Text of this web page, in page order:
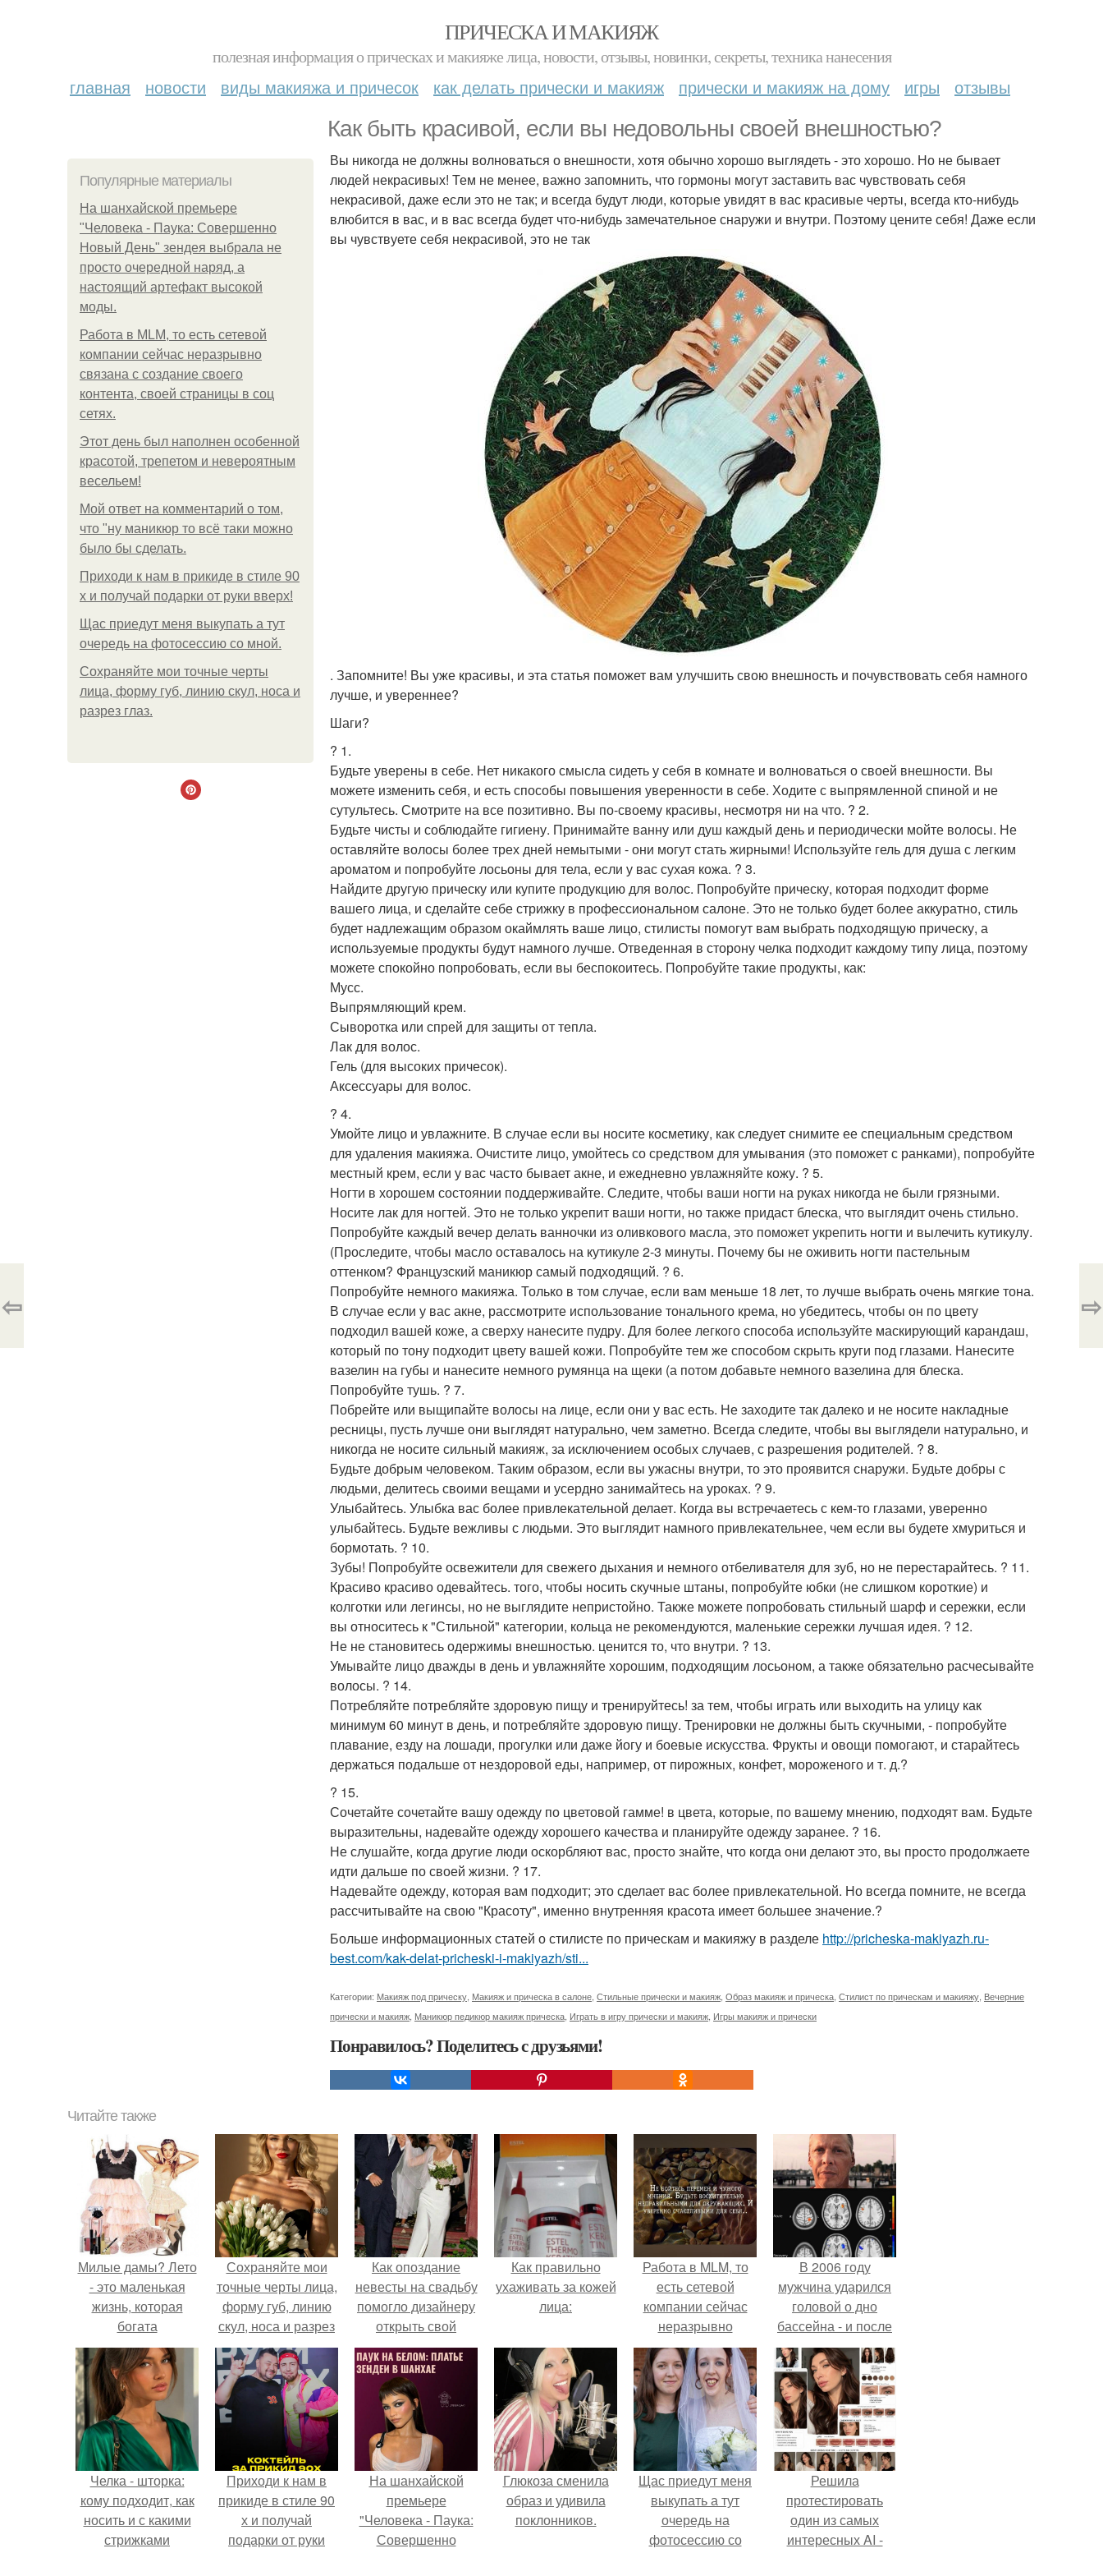
ПРИЧЕСКА И МАКИЯЖ
полезная информация о прическах и макияже лица, новости, отзывы, новинки, секреты, техника нанесения
главная новости виды макияжа и причесок как делать прически и макияж прически и макияж на дому игры отзывы
Как быть красивой, если вы недовольны своей внешностью?
Популярные материалы
На шанхайской премьере
"Человека - Паука: Совершенно
Новый День" зендея выбрала не
просто очередной наряд, а
настоящий артефакт высокой
моды.
Работа в MLM, то есть сетевой
компании сейчас неразрывно
связана с создание своего
контента, своей страницы в соц
сетях.
Этот день был наполнен особенной
красотой, трепетом и невероятным
весельем!
Мой ответ на комментарий о том,
что "ну маникюр то всё таки можно
было бы сделать.
Приходи к нам в прикиде в стиле 90
х и получай подарки от руки вверх!
Щас приедут меня выкупать а тут
очередь на фотосессию со мной.
Сохраняйте мои точные черты
лица, форму губ, линию скул, носа и
разрез глаз.
Вы никогда не должны волноваться о внешности, хотя обычно хорошо выглядеть - это хорошо. Но не бывает
людей некрасивых! Тем не менее, важно запомнить, что гормоны могут заставить вас чувствовать себя
некрасивой, даже если это не так; и всегда будут люди, которые увидят в вас красивые черты, всегда кто-нибудь
влюбится в вас, и в вас всегда будет что-нибудь замечательное снаружи и внутри. Поэтому цените себя! Даже если
вы чувствуете себя некрасивой, это не так
. Запомните! Вы уже красивы, и эта статья поможет вам улучшить свою внешность и почувствовать себя намного
лучше, и увереннее?
Шаги?
? 1.
Будьте уверены в себе. Нет никакого смысла сидеть у себя в комнате и волноваться о своей внешности. Вы
можете изменить себя, и есть способы повышения уверенности в себе. Ходите с выпрямленной спиной и не
сутультесь. Смотрите на все позитивно. Вы по-своему красивы, несмотря ни на что. ? 2.
Будьте чисты и соблюдайте гигиену. Принимайте ванну или душ каждый день и периодически мойте волосы. Не
оставляйте волосы более трех дней немытыми - они могут стать жирными! Используйте гель для душа с легким
ароматом и попробуйте лосьоны для тела, если у вас сухая кожа. ? 3.
Найдите другую прическу или купите продукцию для волос. Попробуйте прическу, которая подходит форме
вашего лица, и сделайте себе стрижку в профессиональном салоне. Это не только будет более аккуратно, стиль
будет надлежащим образом окаймлять ваше лицо, стилисты помогут вам выбрать подходящую прическу, а
используемые продукты будут намного лучше. Отведенная в сторону челка подходит каждому типу лица, поэтому
можете спокойно попробовать, если вы беспокоитесь. Попробуйте такие продукты, как:
Мусс.
Выпрямляющий крем.
Сыворотка или спрей для защиты от тепла.
Лак для волос.
Гель (для высоких причесок).
Аксессуары для волос.
? 4.
Умойте лицо и увлажните. В случае если вы носите косметику, как следует снимите ее специальным средством
для удаления макияжа. Очистите лицо, умойтесь со средством для умывания (это поможет с ранками), попробуйте
местный крем, если у вас часто бывает акне, и ежедневно увлажняйте кожу. ? 5.
Ногти в хорошем состоянии поддерживайте. Следите, чтобы ваши ногти на руках никогда не были грязными.
Носите лак для ногтей. Это не только укрепит ваши ногти, но также придаст блеска, что выглядит очень стильно.
Попробуйте каждый вечер делать ванночки из оливкового масла, это поможет укрепить ногти и вылечить кутикулу.
(Проследите, чтобы масло оставалось на кутикуле 2-3 минуты. Почему бы не оживить ногти пастельным
оттенком? Французский маникюр самый подходящий. ? 6.
Попробуйте немного макияжа. Только в том случае, если вам меньше 18 лет, то лучше выбрать очень мягкие тона.
В случае если у вас акне, рассмотрите использование тонального крема, но убедитесь, чтобы он по цвету
подходил вашей коже, а сверху нанесите пудру. Для более легкого способа используйте маскирующий карандаш,
который по тону подходит цвету вашей кожи. Попробуйте тем же способом скрыть круги под глазами. Нанесите
вазелин на губы и нанесите немного румянца на щеки (а потом добавьте немного вазелина для блеска.
Попробуйте тушь. ? 7.
Побрейте или выщипайте волосы на лице, если они у вас есть. Не заходите так далеко и не носите накладные
ресницы, пусть лучше они выглядят натурально, чем заметно. Всегда следите, чтобы вы выглядели натурально, и
никогда не носите сильный макияж, за исключением особых случаев, с разрешения родителей. ? 8.
Будьте добрым человеком. Таким образом, если вы ужасны внутри, то это проявится снаружи. Будьте добры с
людьми, делитесь своими вещами и усердно занимайтесь на уроках. ? 9.
Улыбайтесь. Улыбка вас более привлекательной делает. Когда вы встречаетесь с кем-то глазами, уверенно
улыбайтесь. Будьте вежливы с людьми. Это выглядит намного привлекательнее, чем если вы будете хмуриться и
бормотать. ? 10.
Зубы! Попробуйте освежители для свежего дыхания и немного отбеливателя для зуб, но не перестарайтесь. ? 11.
Красиво красиво одевайтесь. того, чтобы носить скучные штаны, попробуйте юбки (не слишком короткие) и
колготки или легинсы, но не выглядите непристойно. Также можете попробовать стильный шарф и сережки, если
вы относитесь к "Стильной" категории, кольца не рекомендуются, маленькие сережки лучшая идея. ? 12.
Не не становитесь одержимы внешностью. ценится то, что внутри. ? 13.
Умывайте лицо дважды в день и увлажняйте хорошим, подходящим лосьоном, а также обязательно расчесывайте
волосы. ? 14.
Потребляйте потребляйте здоровую пищу и тренируйтесь! за тем, чтобы играть или выходить на улицу как
минимум 60 минут в день, и потребляйте здоровую пищу. Тренировки не должны быть скучными, - попробуйте
плавание, езду на лошади, прогулки или даже йогу и боевые искусства. Фрукты и овощи помогают, и старайтесь
держаться подальше от нездоровой еды, например, от пирожных, конфет, мороженого и т. д.?
? 15.
Сочетайте сочетайте вашу одежду по цветовой гамме! в цвета, которые, по вашему мнению, подходят вам. Будьте
выразительны, надевайте одежду хорошего качества и планируйте одежду заранее. ? 16.
Не слушайте, когда другие люди оскорбляют вас, просто знайте, что когда они делают это, вы просто продолжаете
идти дальше по своей жизни. ? 17.
Надевайте одежду, которая вам подходит; это сделает вас более привлекательной. Но всегда помните, не всегда
рассчитывайте на свою "Красоту", именно внутренняя красота имеет большее значение.?
Больше информационных статей о стилисте по прическам и макияжу в разделе http://pricheska-makiyazh.ru-
best.com/kak-delat-pricheski-i-makiyazh/sti...
Категории: Макияж под прическу Макияж и прическа в салоне Стильные прически и макияж Образ макияж и прическа Стилист по прическам и макияжу Вечерние
прически и макияж Маникюр педикюр макияж прическа Играть в игру прически и макияж Игры макияж и прически
Понравилось? Поделитесь с друзьями!
⇦ ⇨
Читайте также
Милые дамы? Лето
- это маленькая
жизнь, которая
богата
знаменательными
событиями и
праздниками!
Сохраняйте мои
точные черты лица,
форму губ, линию
скул, носа и разрез
глаз.
Как опоздание
невесты на свадьбу
помогло дизайнеру
открыть свой
бренд.
Как правильно
ухаживать за кожей
лица:
Работа в MLM, то
есть сетевой
компании сейчас
неразрывно
связана с создание
своего контента,
своей страницы в
соц сетях.
В 2006 году
мужчина ударился
головой о дно
бассейна - и после
этого его жизнь
изменилась самым
странным образом.
Челка - шторка:
кому подходит, как
носить и с какими
стрижками
Приходи к нам в
прикиде в стиле 90
х и получай
подарки от руки
На шанхайской
премьере
"Человека - Паука:
Совершенно
Глюкоза сменила
образ и удивила
поклонников.
Щас приедут меня
выкупать а тут
очередь на
фотосессию со
Решила
протестировать
один из самых
интересных AI -